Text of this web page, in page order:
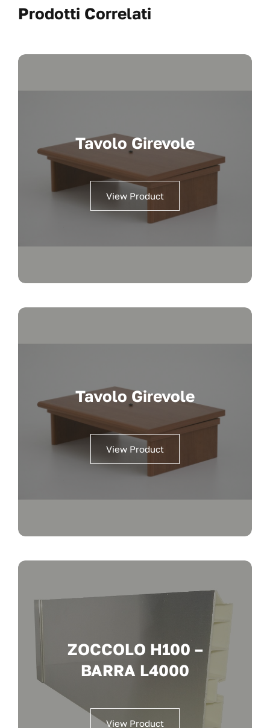
Prodotti Correlati
Tavolo Girevole
View Product
Tavolo Girevole
View Product
ZOCCOLO H100 –
BARRA L4000
View Product